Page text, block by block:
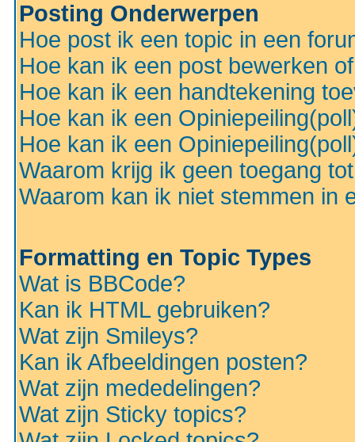
Posting Onderwerpen
Hoe post ik een topic in een
Hoe kan ik een post bewerken
Hoe kan ik een handtekening
Hoe kan ik een
Hoe kan ik een
Waarom krijg ik geen toegang
Waarom kan ik niet stemmen in
Formatting en Topic Types
Wat is BBCode?
Kan ik HTML gebruiken?
Wat zijn Smileys?
Kan ik Afbeeldingen posten?
Wat zijn mededelingen?
Wat zijn Sticky topics?